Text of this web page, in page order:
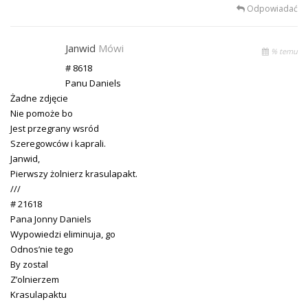
Odpowiadać
Janwid Mówi % temu
# 8618
Panu Daniels
Żadne zdjęcie
Nie pomoże bo
Jest przegrany wsród
Szeregowców i kaprali.
Janwid,
Pierwszy żolnierz krasulapakt.
///
# 21618
Pana Jonny Daniels
Wypowiedzi eliminuja, go
Odnos’nie tego
By zostal
Z’olnierzem
Krasulapaktu